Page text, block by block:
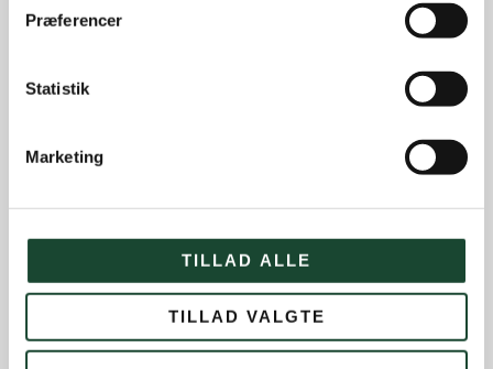
Præferencer
Statistik
Marketing
TILLAD ALLE
TILLAD VALGTE
Eliten
Ikke kategoriseret
Juniorerne
Old Boys